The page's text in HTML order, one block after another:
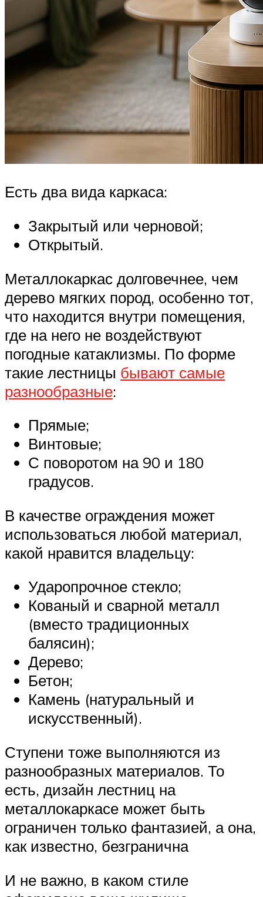
Есть два вида каркаса:
Закрытый или черновой;
Открытый.
Металлокаркас долговечнее, чем
дерево мягких пород, особенно тот,
что находится внутри помещения,
где на него не воздействуют
погодные катаклизмы. По форме
такие лестницы бывают самые
разнообразные:
Прямые;
Винтовые;
С поворотом на 90 и 180
градусов.
В качестве ограждения может
использоваться любой материал,
какой нравится владельцу:
Ударопрочное стекло;
Кованый и сварной металл
(вместо традиционных
балясин);
Дерево;
Бетон;
Камень (натуральный и
искусственный).
Ступени тоже выполняются из
разнообразных материалов. То
есть, дизайн лестниц на
металлокаркасе может быть
ограничен только фантазией, а она,
как известно, безгранична
И не важно, в каком стиле